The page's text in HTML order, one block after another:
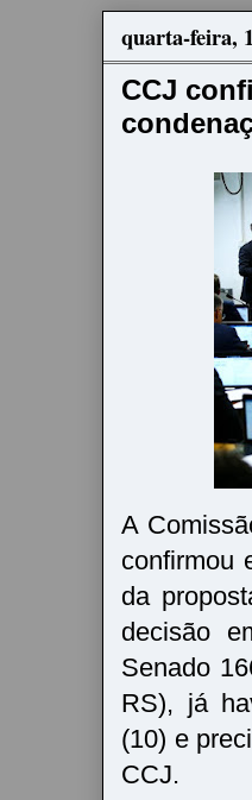
quarta-feira,
CCJ
A
confirmou
da
decisão
Senado
RS), já
(10) e
CCJ.